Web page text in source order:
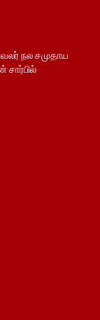
நல சமுதாய
சார்பில்